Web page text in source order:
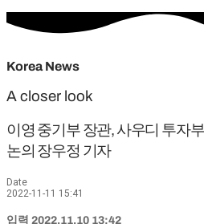
Korea News
A closer look
이영 중기부 장관, 사우디 투자
논의 장우정 기자
Date
2022-11-11 15:41
입력 2022.11.10 13:42